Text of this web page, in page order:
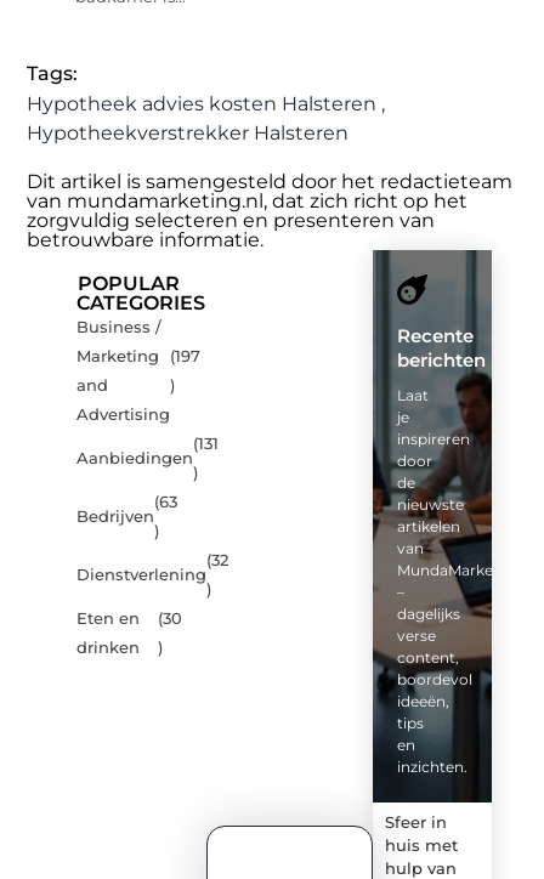
Tags:
Hypotheek advies kosten Halsteren ,
Hypotheekverstrekker Halsteren
Dit artikel is samengesteld door het redactieteam
van mundamarketing.nl, dat zich richt op het
zorgvuldig selecteren en presenteren van
betrouwbare informatie.
POPULAR
CATEGORIES
Business /
Marketing
and
Advertising
(197
)
Aanbiedingen
(131
)
Bedrijven
(63
)
Dienstverlening
(32
)
Eten en
drinken
(30
)
Recente
berichten
Laat
je
inspireren
door
de
nieuwste
artikelen
van
MundaMarketing.nl
–
dagelijks
verse
content,
boordevol
ideeën,
tips
en
inzichten.
Sfeer in
huis met
hulp van